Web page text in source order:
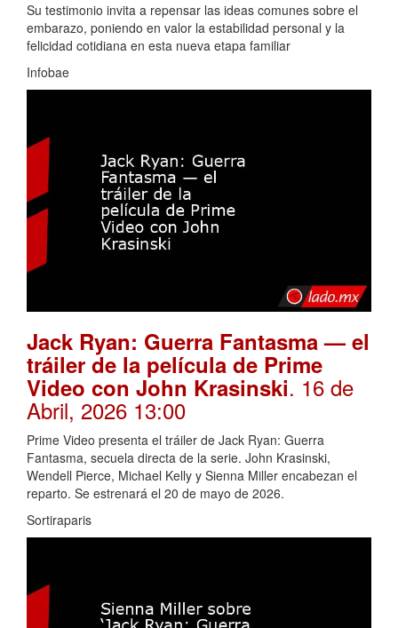
Su testimonio invita a repensar las ideas comunes sobre el
embarazo, poniendo en valor la estabilidad personal y la
felicidad cotidiana en esta nueva etapa familiar
Infobae
Jack Ryan: Guerra Fantasma — el
tráiler de la película de Prime
Video con John Krasinski. 16 de
Abril, 2026 13:00
Prime Video presenta el tráiler de Jack Ryan: Guerra
Fantasma, secuela directa de la serie. John Krasinski,
Wendell Pierce, Michael Kelly y Sienna Miller encabezan el
reparto. Se estrenará el 20 de mayo de 2026.
Sortiraparis